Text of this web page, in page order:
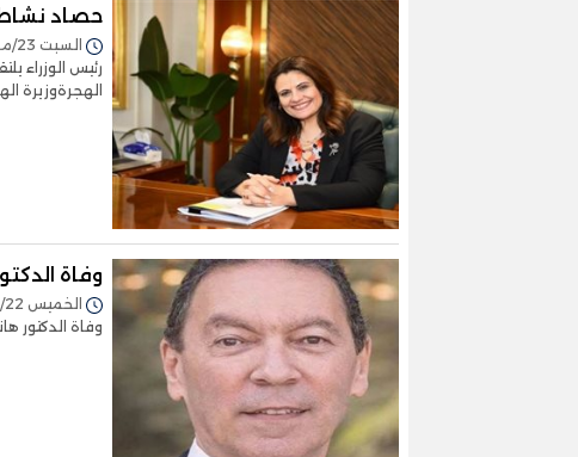
حصاد نشاط
السبت 23/مارس/2024 - 03:10 م
رئيس الوزراء
الهجرةوزيرة
وفاة
الخميس 22/فبراير/2024 - 02:02 م
وفاة الدكتور